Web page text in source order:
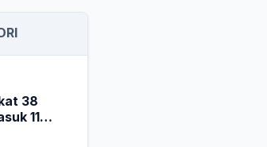
38
11